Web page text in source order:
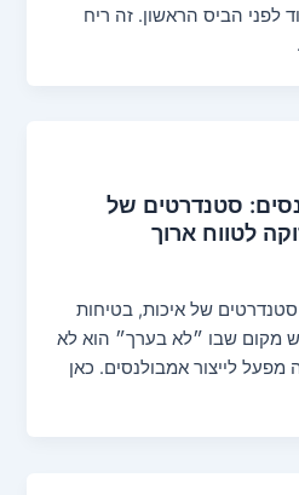
לפני הביס הראשון. זה ריח
סטנדרטים של
לטווח ארוך
של איכות, בטיחות
מקום שבו ״לא בערך״ הוא לא
לייצור אמבולנסים. כאן